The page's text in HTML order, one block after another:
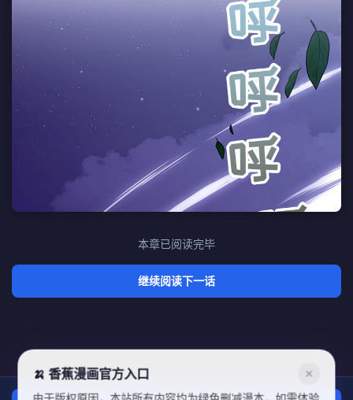
本章已阅读完毕
继续阅读下一话
🍌 香蕉漫画官方入口 ✕